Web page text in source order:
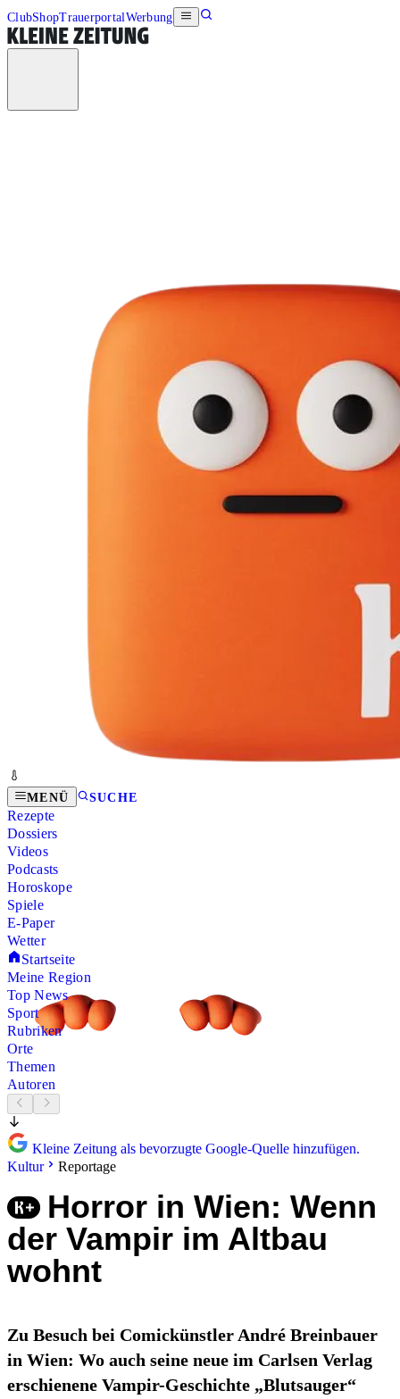
ClubShopTrauerportalWerbung
MENÜ SUCHE
Rezepte
Dossiers
Videos
Podcasts
Horoskope
Spiele
E-Paper
Wetter
Startseite
Meine Region
Top News
Sport
Rubriken
Orte
Themen
Autoren
Kleine Zeitung als bevorzugte Google-Quelle hinzufügen.
Kultur
Reportage
Horror in Wien: Wenn
der Vampir im Altbau
wohnt
Zu Besuch bei Comickünstler André Breinbauer
in Wien: Wo auch seine neue im Carlsen Verlag
erschienene Vampir-Geschichte „Blutsauger“